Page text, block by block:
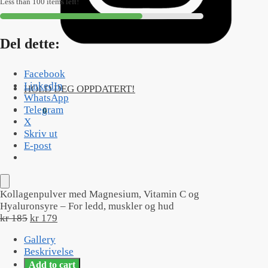
HOLD DEG OPPDATERT!
kr0 0
muskler
og
antall
og
Hyaluronsyre
For
hud
antall
Del dette:
Facebook
LinkedIn
WhatsApp
Telegram
X
Skriv ut
E-post
Kollagenpulver med Magnesium, Vitamin C og
Hyaluronsyre – For ledd, muskler og hud
kr185 Opprinnelig
var:
kr 185.
kr 179
kr 179.
Gallery
Beskrivelse
Add to cart